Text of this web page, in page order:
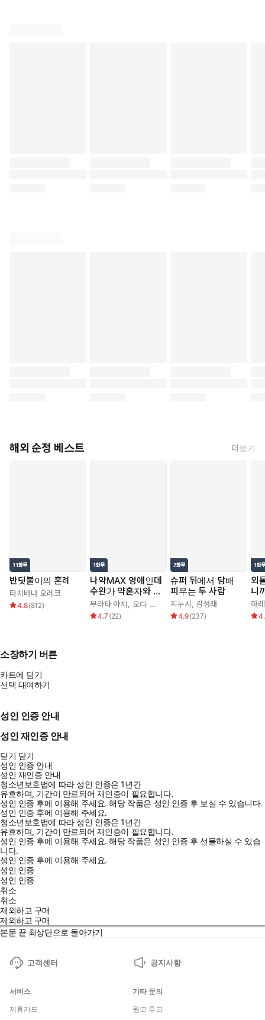
해외 순정 베스트 더보기
반딧불이의 혼례
타치바나 오레코
4.8(812)
나약MAX 영애인데
수완가 약혼자와 내
기를 하고 말았다
무라타 아지, 오다 히로
4.7 (22)
슈퍼 뒤에서 담배
피우는 두 사람
지누시, 김성래
4.9(237)
외
니
치
하
소장하기 버튼
카트에 담기
선택 대여하기
성인 인증 안내
성인 재인증 안내
닫기 닫기
성인 인증 안내
성인 재인증 안내
청소년보호법에 따라 성인 인증은 1년간
유효하며, 기간이 만료되어 재인증이 필요합니다.
성인 인증 후에 이용해 주세요.해당 작품은 성인 인증 후 보실 수 있습니다.
성인 인증 후에 이용해 주세요.
청소년보호법에 따라 성인 인증은 1년간
유효하며, 기간이 만료되어 재인증이 필요합니다.
성인 인증 후에 이용해 주세요.해당 작품은 성인 인증 후 선물하실 수 있습
니다.
성인 인증 후에 이용해 주세요.
성인 인증
성인 인증
취소
취소
제외하고 구매
제외하고 구매
본문 끝 최상단으로 돌아가기
고객센터 공지사항
서비스
제휴카드
기타 문의
원고 투고